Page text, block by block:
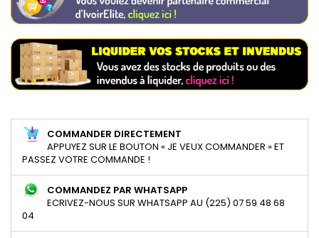
COMMANDER DIRECTEMENT
APPUYEZ SUR LE BOUTON « JE VEUX COMMANDER » ET
PASSEZ VOTRE COMMANDE !
COMMANDEZ PAR WHATSAPP
ECRIVEZ-NOUS SUR WHATSAPP AU (225) 07 59 48 68
04